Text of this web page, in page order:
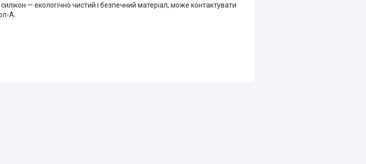
— екологічно чистий і безпечний матеріал, може контактувати
А.